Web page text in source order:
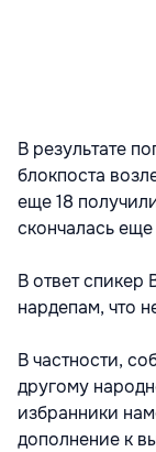
В результате
блокпоста
еще 18
скончалась
В ответ
нардепам, что
В частности,
другому
избранники
дополнение к